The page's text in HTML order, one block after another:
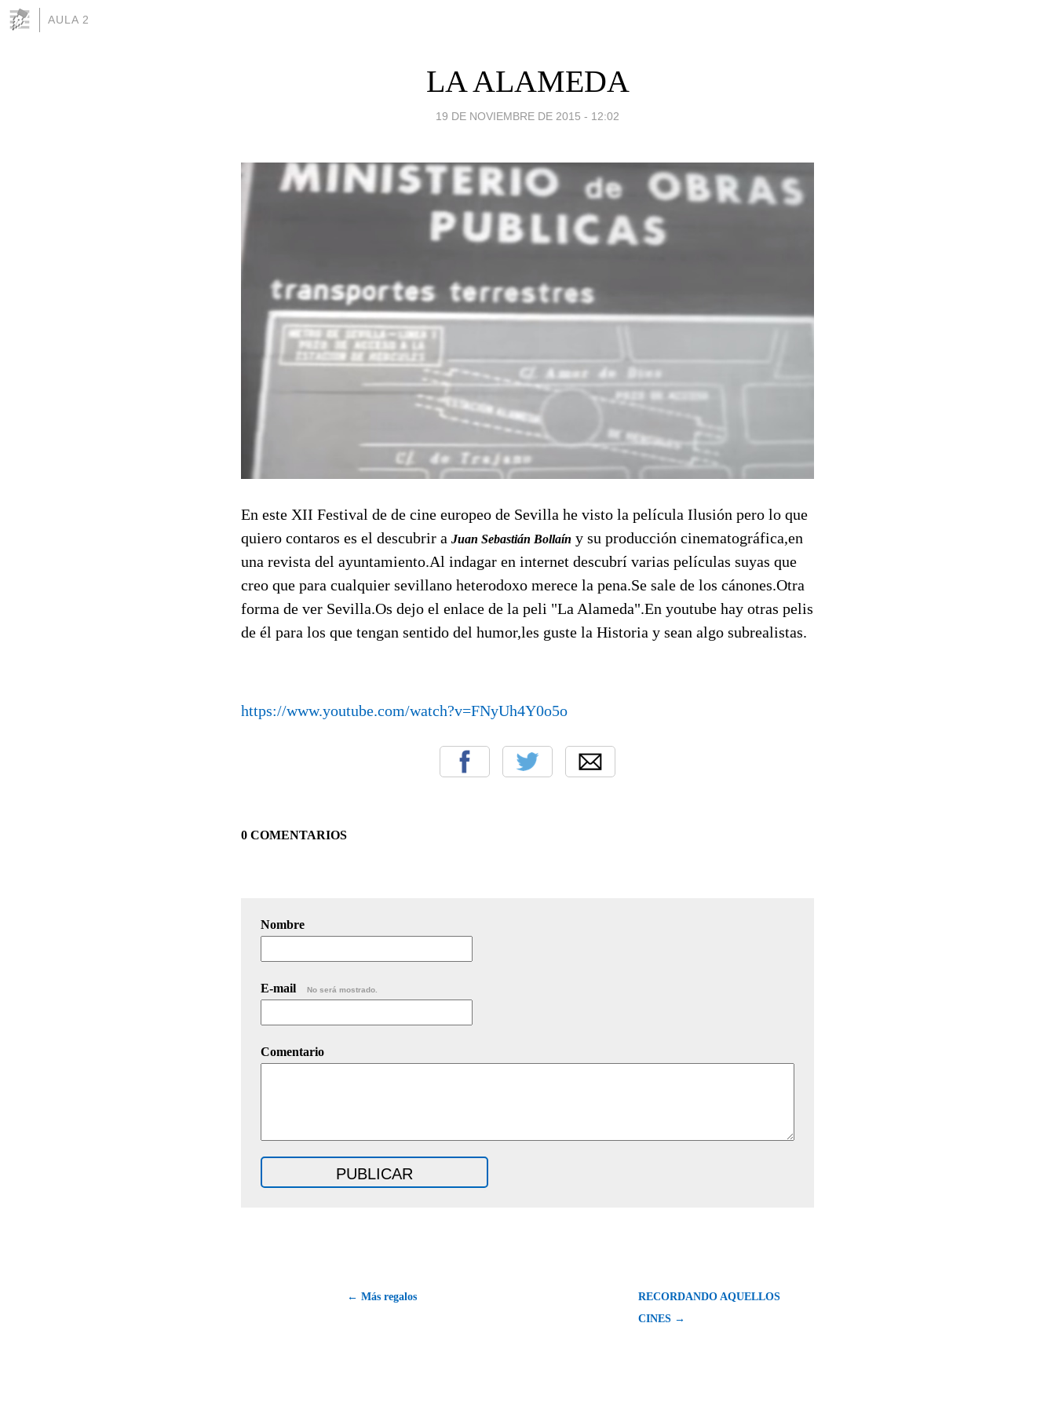
AULA 2
LA ALAMEDA
19 DE NOVIEMBRE DE 2015 - 12:02
En este XII Festival de de cine europeo de Sevilla he visto la película Ilusión pero lo que
quiero contaros es el descubrir a Juan Sebastián Bollaín y su producción cinematográfica,en
una revista del ayuntamiento.Al indagar en internet descubrí varias películas suyas que
creo que para cualquier sevillano heterodoxo merece la pena.Se sale de los cánones.Otra
forma de ver Sevilla.Os dejo el enlace de la peli "La Alameda".En youtube hay otras pelis
de él para los que tengan sentido del humor,les guste la Historia y sean algo subrealistas.
https://www.youtube.com/watch?v=FNyUh4Y0o5o
0 COMENTARIOS
Nombre
E-mail No será mostrado.
Comentario
← Más regalos
RECORDANDO AQUELLOS
CINES →